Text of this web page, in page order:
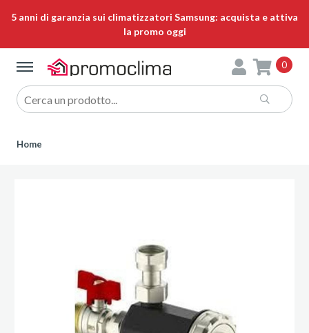
5 anni di garanzia sui climatizzatori Samsung: acquista e attiva
la promo oggi
0
Home